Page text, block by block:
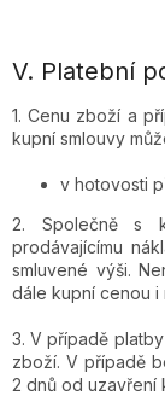
V. Platební
1. Cenu zboží a
kupní smlouvy
v hotovosti
2. Společně s
prodávajícímu
smluvené výši.
dále kupní cenou i
3. V případě
zboží. V případě
2 dnů od uzavření